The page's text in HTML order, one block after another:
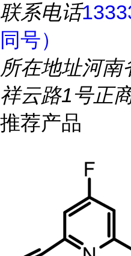
联系电话
同号）
所在地址河南
祥云路1号正
推荐产品